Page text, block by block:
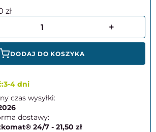
DODAJ DO KOSZYKA
3-4 dni
czas wysyłki:
dostawy:
24/7 - 21,50 zł